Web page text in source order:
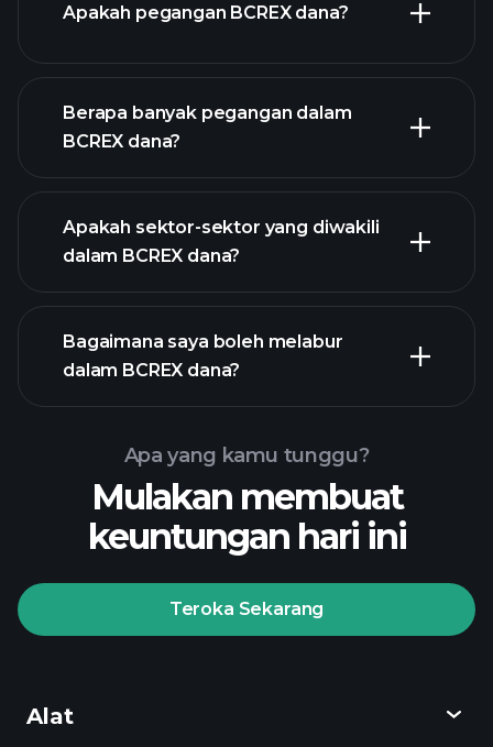
holdings
Apakah pegangan BCREX dana?
holdings
Berapa banyak pegangan dalam
BCREX dana?
holdings
Apakah sektor-sektor yang diwakili
dalam BCREX dana?
Bagaimana saya boleh melabur
dalam BCREX dana?
Playtrade
Apa yang kamu tunggu?
Mulakan membuat
keuntungan hari ini
Teroka Sekarang
Alat